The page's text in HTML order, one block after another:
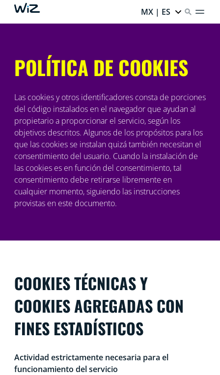
MX | ES
POLÍTICA DE COOKIES
Las cookies y otros identificadores consta de porciones
del código instalados en el navegador que ayudan al
propietario a proporcionar el servicio, según los
objetivos descritos. Algunos de los propósitos para los
que las cookies se instalan quizá también necesitan el
consentimiento del usuario. Cuando la instalación de
las cookies es en función del consentimiento, tal
consentimiento debe retirarse libremente en
cualquier momento, siguiendo las instrucciones
provistas en este documento.
COOKIES TÉCNICAS Y
COOKIES AGREGADAS CON
FINES ESTADÍSTICOS
Actividad estrictamente necesaria para el
funcionamiento del servicio